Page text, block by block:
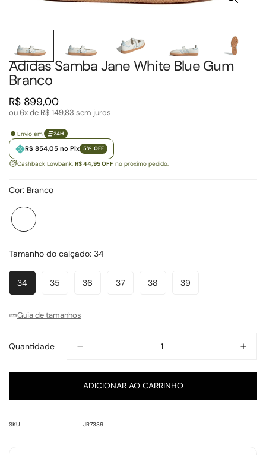
Adidas Samba Jane White Blue Gum
Branco
Preço
regular
R$ 899,00
ou 6x de R$ 149,83 sem juros
Envio em 24H
R$ 854,05 no Pix 5% OFF
Cashback Lowbank: R$ 44,95 OFF no próximo pedido.
Cor: Branco
Branco
Variante
ou
Tamanho do calçado: 34
34Variante
Esgotada
Indisponível
35Variante
Indisponível
36Variante37Variante38Variante39Variante
Guia de tamanhos
Quantidade
ADICIONAR AO CARRINHO
SKU: JR7339